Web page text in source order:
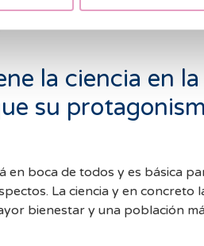
que siempre me ha gustado
la ciencia en
su
en boca de todos y es básica
La ciencia y en concreto
bienestar y una población